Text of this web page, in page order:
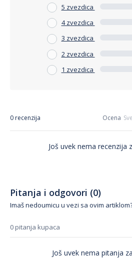
5 zvezdica
4 zvezdica
3 zvezdica
2 zvezdica
1 zvezdica
0 recenzija Ocena
Još uvek nema recenzija
Pitanja i odgovori (0)
Imaš nedoumicu u vezi sa ovim
0 pitanja kupaca
Još uvek nema pitanja